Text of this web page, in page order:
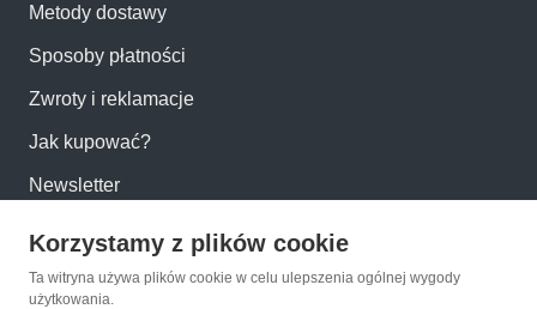
Metody dostawy
Sposoby płatności
Zwroty i reklamacje
Jak kupować?
Newsletter
Konto
Korzystamy z plików cookie
Ta witryna używa plików cookie w celu ulepszenia ogólnej wygody
użytkowania.